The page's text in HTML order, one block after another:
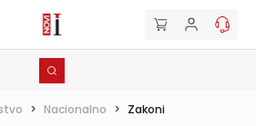
> Nacionalno > Zakoni